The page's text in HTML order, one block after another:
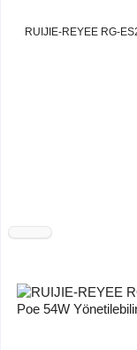
RUIJIE-REYEE RG-